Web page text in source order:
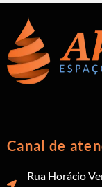
Canal de
Rua Horácio